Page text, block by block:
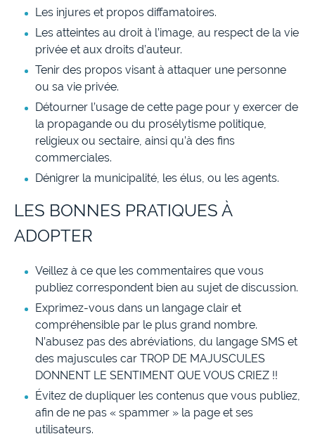
Les injures et propos diffamatoires.
Les atteintes au droit à l’image, au respect de la vie
privée et aux droits d’auteur.
Tenir des propos visant à attaquer une personne
ou sa vie privée.
Détourner l’usage de cette page pour y exercer de
la propagande ou du prosélytisme politique,
religieux ou sectaire, ainsi qu’à des fins
commerciales.
Dénigrer la municipalité, les élus, ou les agents.
LES BONNES PRATIQUES À
ADOPTER
Veillez à ce que les commentaires que vous
publiez correspondent bien au sujet de discussion.
Exprimez-vous dans un langage clair et
compréhensible par le plus grand nombre.
N’abusez pas des abréviations, du langage SMS et
des majuscules car TROP DE MAJUSCULES
DONNENT LE SENTIMENT QUE VOUS CRIEZ !!
Évitez de dupliquer les contenus que vous publiez,
afin de ne pas « spammer » la page et ses
utilisateurs.